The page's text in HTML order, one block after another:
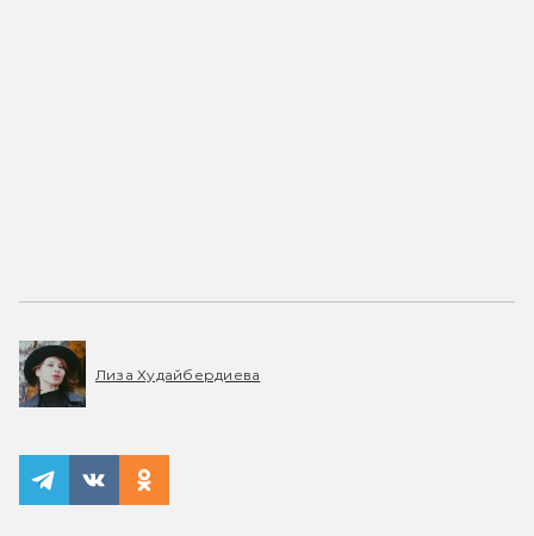
Лиза Худайбердиева